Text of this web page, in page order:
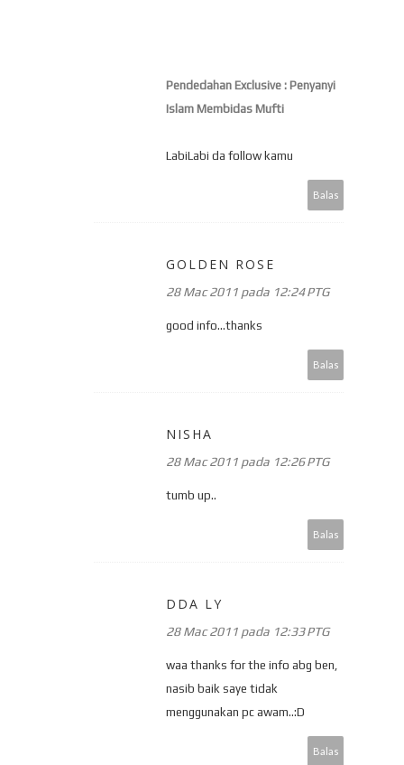
Pendedahan Exclusive : Penyanyi
Islam Membidas Mufti
LabiLabi da follow kamu
Balas
GOLDEN ROSE
28 Mac 2011 pada 12:24 PTG
good info...thanks
Balas
NISHA
28 Mac 2011 pada 12:26 PTG
tumb up..
Balas
DDA LY
28 Mac 2011 pada 12:33 PTG
waa thanks for the info abg ben,
nasib baik saye tidak
menggunakan pc awam..:D
Balas